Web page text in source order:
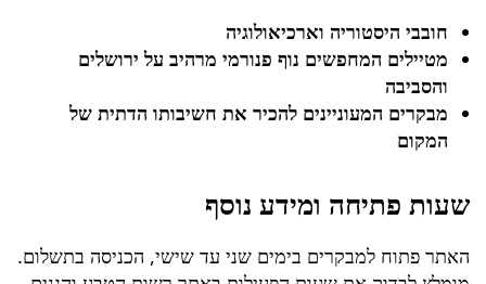
חובבי היסטוריה וארכיאולוגיה
מטיילים המחפשים נוף פנורמי מרהיב על ירושלים
והסביבה
מבקרים המעוניינים להכיר את חשיבותו הדתית של
המקום
שעות פתיחה ומידע נוסף
האתר פתוח למבקרים בימים שני עד שישי, הכניסה בתשלום.